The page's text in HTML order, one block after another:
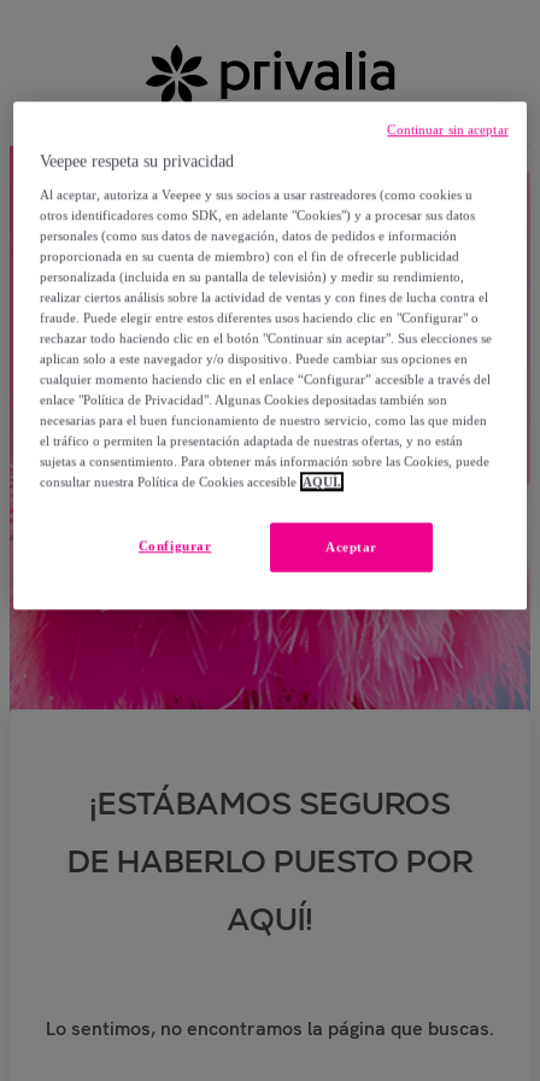
¡ESTÁBAMOS SEGUROS
DE HABERLO PUESTO POR
AQUÍ!
Lo sentimos, no encontramos la página que buscas.
Veepee respeta su privacidad
Al aceptar, autoriza a Veepee y sus socios a usar rastreadores (como cookies u
otros identificadores como SDK, en adelante "Cookies") y a procesar sus datos
personales (como sus datos de navegación, datos de pedidos e información
proporcionada en su cuenta de miembro) con el fin de ofrecerle publicidad
personalizada (incluida en su pantalla de televisión) y medir su rendimiento,
realizar ciertos análisis sobre la actividad de ventas y con fines de lucha contra el
fraude. Puede elegir entre estos diferentes usos haciendo clic en "Configurar" o
rechazar todo haciendo clic en el botón "Continuar sin aceptar". Sus elecciones se
aplican solo a este navegador y/o dispositivo. Puede cambiar sus opciones en
cualquier momento haciendo clic en el enlace “Configurar” accesible a través del
enlace "Política de Privacidad". Algunas Cookies depositadas también son
necesarias para el buen funcionamiento de nuestro servicio, como las que miden
el tráfico o permiten la presentación adaptada de nuestras ofertas, y no están
sujetas a consentimiento. Para obtener más información sobre las Cookies, puede
consultar nuestra Política de Cookies accesible AQUÍ.
Aceptar
Configurar
Continuar sin aceptar